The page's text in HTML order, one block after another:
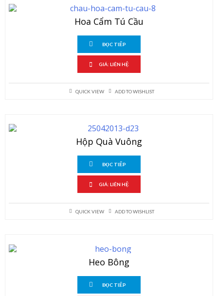
Hoa Cẩm Tú Cầu
ĐỌC TIẾP
GIÁ: LIÊN HỆ
QUICK VIEW ADD TO WISHLIST
Hộp Quà Vuông
ĐỌC TIẾP
GIÁ: LIÊN HỆ
QUICK VIEW ADD TO WISHLIST
Heo Bông
ĐỌC TIẾP